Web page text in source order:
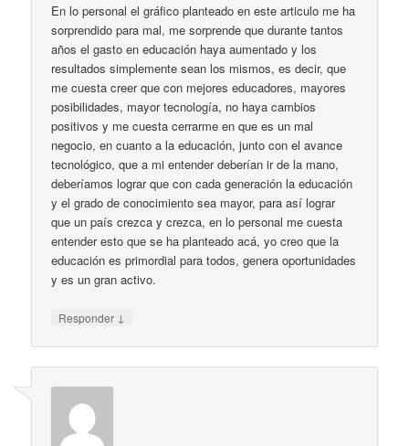
En lo personal el gráfico planteado en este articulo me ha
sorprendido para mal, me sorprende que durante tantos
años el gasto en educación haya aumentado y los
resultados simplemente sean los mismos, es decir, que
me cuesta creer que con mejores educadores, mayores
posibilidades, mayor tecnología, no haya cambios
positivos y me cuesta cerrarme en que es un mal
negocio, en cuanto a la educación, junto con el avance
tecnológico, que a mi entender deberían ir de la mano,
deberíamos lograr que con cada generación la educación
y el grado de conocimiento sea mayor, para así lograr
que un país crezca y crezca, en lo personal me cuesta
entender esto que se ha planteado acá, yo creo que la
educación es primordial para todos, genera oportunidades
y es un gran activo.
Responder ↓